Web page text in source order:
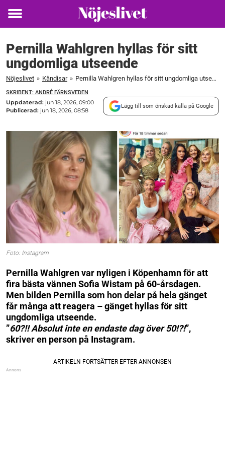
Toggle
Pernilla Wahlgren hyllas för sitt
ungdomliga utseende
Nöjeslivet » Kändisar » Pernilla Wahlgren hyllas för sitt ungdomliga utseende
SKRIBENT: ANDRÉ FÄRNSVEDEN
Uppdaterad: jun 18, 2026, 09:00
Publicerad: jun 18, 2026, 08:58
Lägg till som önskad källa på Google
Foto: Instagram
Pernilla Wahlgren var nyligen i Köpenhamn för att
fira bästa vännen Sofia Wistam på 60-årsdagen.
Men bilden Pernilla som hon delar på hela gänget
får många att reagera – gänget hyllas för sitt
ungdomliga utseende.
”60?!! Absolut inte en endaste dag över 50!?!”,
skriver en person på Instagram.